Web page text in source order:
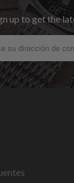
up to get the